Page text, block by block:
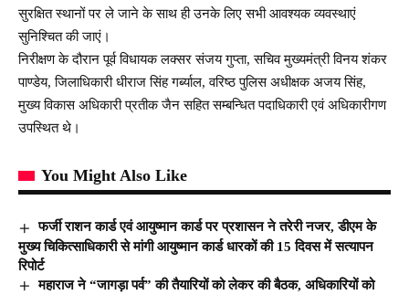
सुरक्षित स्थानों पर ले जाने के साथ ही उनके लिए सभी आवश्यक व्यवस्थाएं
सुनिश्चित की जाएं।
निरीक्षण के दौरान पूर्व विधायक लक्सर संजय गुप्ता, सचिव मुख्यमंत्री विनय शंकर
पाण्डेय, जिलाधिकारी धीराज सिंह गर्ब्याल, वरिष्ठ पुलिस अधीक्षक अजय सिंह,
मुख्य विकास अधिकारी प्रतीक जैन सहित सम्बन्धित पदाधिकारी एवं अधिकारीगण
उपस्थित थे।
You Might Also Like
फर्जी राशन कार्ड एवं आयुष्मान कार्ड पर प्रशासन ने तरेरी नजर, डीएम के
मुख्य चिकित्साधिकारी से मांगी आयुष्मान कार्ड धारकों की 15 दिवस में सत्यापन
रिपोर्ट
महाराज ने “जागड़ा पर्व” की तैयारियों को लेकर की बैठक, अधिकारियों को